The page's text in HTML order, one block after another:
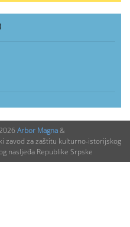
Arbor Magna&
zavod za zaštitu kulturno-istorijskog
nasljeđa Republike Srpske